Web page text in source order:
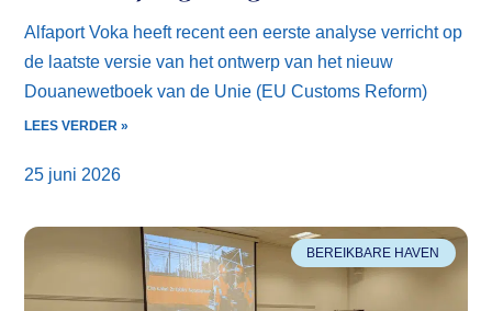
Alfaport Voka heeft recent een eerste analyse verricht op
de laatste versie van het ontwerp van het nieuw
Douanewetboek van de Unie (EU Customs Reform)
LEES VERDER »
25 juni 2026
BEREIKBARE HAVEN